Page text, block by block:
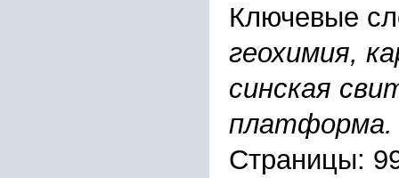
Ключевые
геохимия,
синская
платформа.
Страницы: